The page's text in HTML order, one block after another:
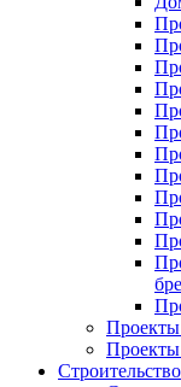
Проекты
Проекты
Строительство